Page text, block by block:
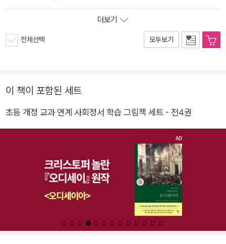
더보기
전체선택 모두보기
이 책이 포함된 세트
초등 개정 교과 연계 사회정서 학습 그림책 세트 - 전4권